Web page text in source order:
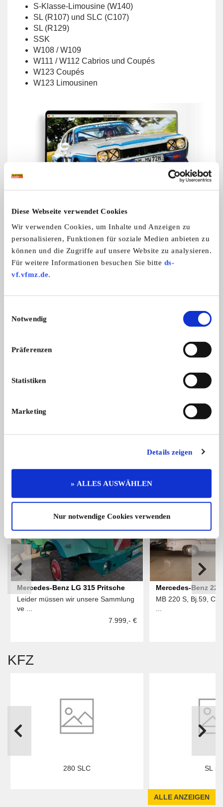
Diese Webseite verwendet Cookies
Wir verwenden Cookies, um Inhalte und Anzeigen zu
personalisieren, Funktionen für soziale Medien anbieten zu
können und die Zugriffe auf unsere Website zu analysieren.
Für weitere Informationen besuchen Sie bitte ds-
vf.vfmz.de.
Notwendig
Präferenzen
Statistiken
Marketing
Details zeigen
» ALLES AUSWÄHLEN
Nur notwendige Cookies verwenden
S-Klasse-Limousine (W140)
SL (R107) und SLC (C107)
SL (R129)
SSK
W108 / W109
W111 / W112 Cabrios und Coupés
W123 Coupés
W123 Limousinen
Mehr Infos zu Ihren Lieblingsfahrzeugen
Durchsuchen Sie dasArtikel-Archiv von
OLDTIMER MARKT
Neuste Angebote
Mercedes-Benz LG 315 Pritsche
Leider müssen wir unsere Sammlung
ve ...
7.999,- €
Mercedes-Benz 220
MB 220 S, Bj.59,
KFZ
280 SLC SL
ALLE ANZEIGEN